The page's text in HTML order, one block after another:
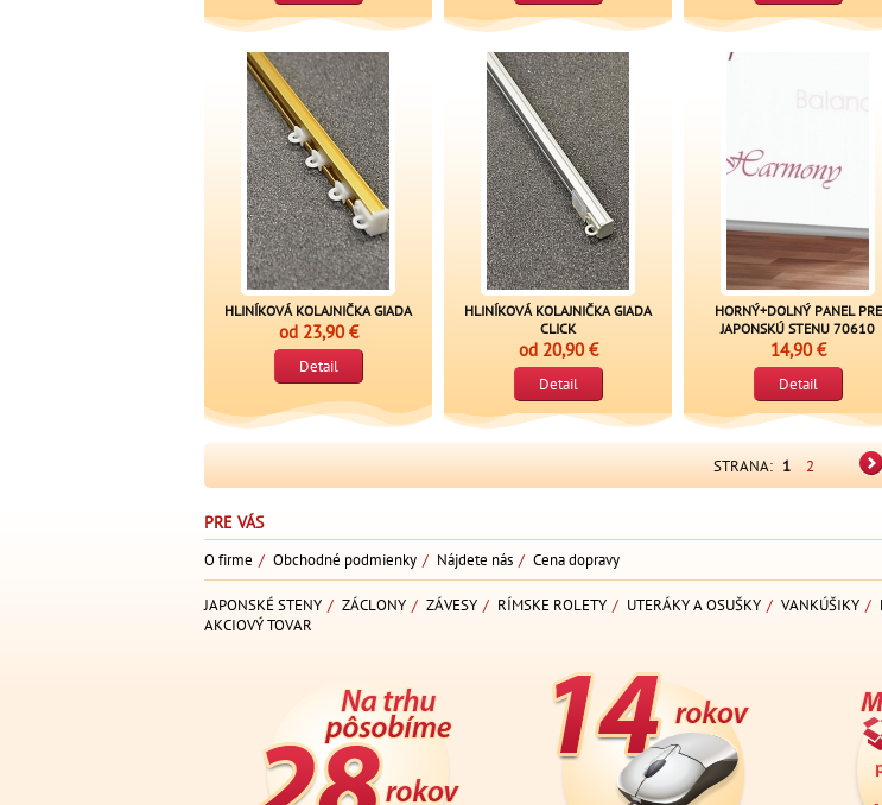
HLINÍKOVÁ KOLAJNIČKA GIADA
od 23,90 €
Detail
HLINÍKOVÁ KOLAJNIČKA GIADA
CLICK
od 20,90 €
Detail
HORNÝ+DOLNÝ PANEL PRE
JAPONSKÚ STENU 70610
14,90 €
Detail
STRANA: 1 2
PRE VÁS
O firme / Obchodné podmienky / Nájdete nás / Cena dopravy
JAPONSKÉ STENY / ZÁCLONY / ZÁVESY / RÍMSKE ROLETY / UTERÁKY A OSUŠKY / VANKÚŠIKY /
AKCIOVÝ TOVAR